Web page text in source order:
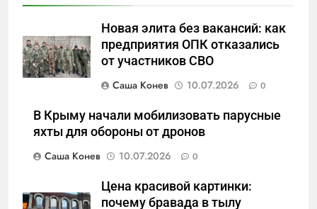
Новая элита без вакансий: как
предприятия ОПК отказались
от участников СВО
Саша Конев
10.07.2026 0
В Крыму начали мобилизовать парусные
яхты для обороны от дронов
Саша Конев
10.07.2026 0
Цена красивой картинки:
почему бравада в тылу
Отрезанные от помощи:
почему власть и
маркетплейсы «умывают
руки» после ударов по
САНКТ-ПЕТЕРБУРГ И ОБЛАСТЬ
«Ростех» разъедают изнутри:
Серовский оборонный завод
идёт ко дну
САНКТ-ПЕТЕРБУРГ И ОБЛАСТЬ
7